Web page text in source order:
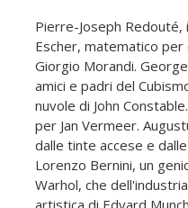
Pierre-Joseph Redouté,
Escher, matematico
Giorgio Morandi.
amici e padri del
nuvole di John
per Jan Vermeer.
dalle tinte accese e
Lorenzo Bernini, un
Warhol, che